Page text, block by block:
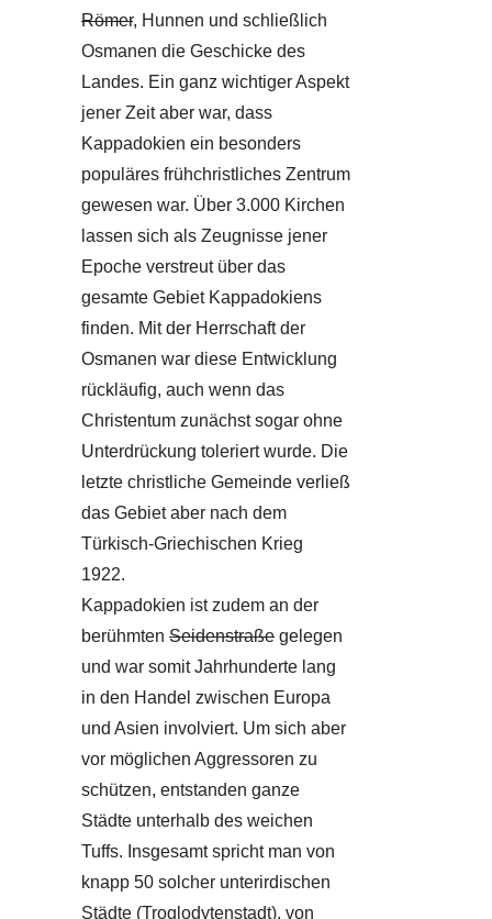
Römer, Hunnen und schließlich
Osmanen die Geschicke des
Landes. Ein ganz wichtiger Aspekt
jener Zeit aber war, dass
Kappadokien ein besonders
populäres frühchristliches Zentrum
gewesen war. Über 3.000 Kirchen
lassen sich als Zeugnisse jener
Epoche verstreut über das
gesamte Gebiet Kappadokiens
finden. Mit der Herrschaft der
Osmanen war diese Entwicklung
rückläufig, auch wenn das
Christentum zunächst sogar ohne
Unterdrückung toleriert wurde. Die
letzte christliche Gemeinde verließ
das Gebiet aber nach dem
Türkisch-Griechischen Krieg
1922.
Kappadokien ist zudem an der
berühmten Seidenstraße gelegen
und war somit Jahrhunderte lang
in den Handel zwischen Europa
und Asien involviert. Um sich aber
vor möglichen Aggressoren zu
schützen, entstanden ganze
Städte unterhalb des weichen
Tuffs. Insgesamt spricht man von
knapp 50 solcher unterirdischen
Städte (Troglodytenstadt), von